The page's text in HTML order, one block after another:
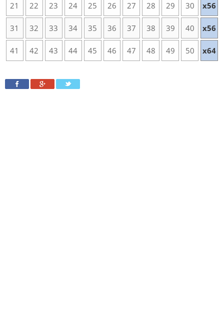
21 22 23 24 25 26 27 28 29 30 x56
31 32 33 34 35 36 37 38 39 40 x56
41 42 43 44 45 46 47 48 49 50 x64